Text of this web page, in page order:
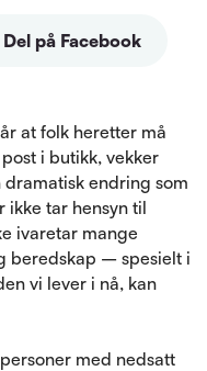
Del på Facebook
at folk heretter må
i butikk, vekker
endring som
ikke tar hensyn til
ivaretar mange
beredskap – spesielt i
vi lever i nå, kan
med nedsatt